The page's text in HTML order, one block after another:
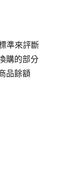
準來評斷
購的部分
品餘額